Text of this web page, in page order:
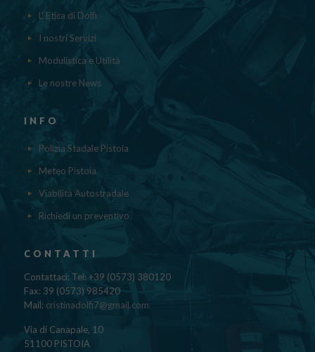
L' Etica di Dolfi
I nostri Servizi
Modulistica e Utilità
Le nostre News
INFO
Polizia Stadale Pistoia
Meteo Pistoia
Viabilità Autostradale
Richiedi un preventivo
CONTATTI
Contattaci: Tel: +39 (0573) 380120
Fax: 39 (0573) 985420
Mail: cristinadolfi7@gmail.com
Via di Canapale, 10
51100 PISTOIA